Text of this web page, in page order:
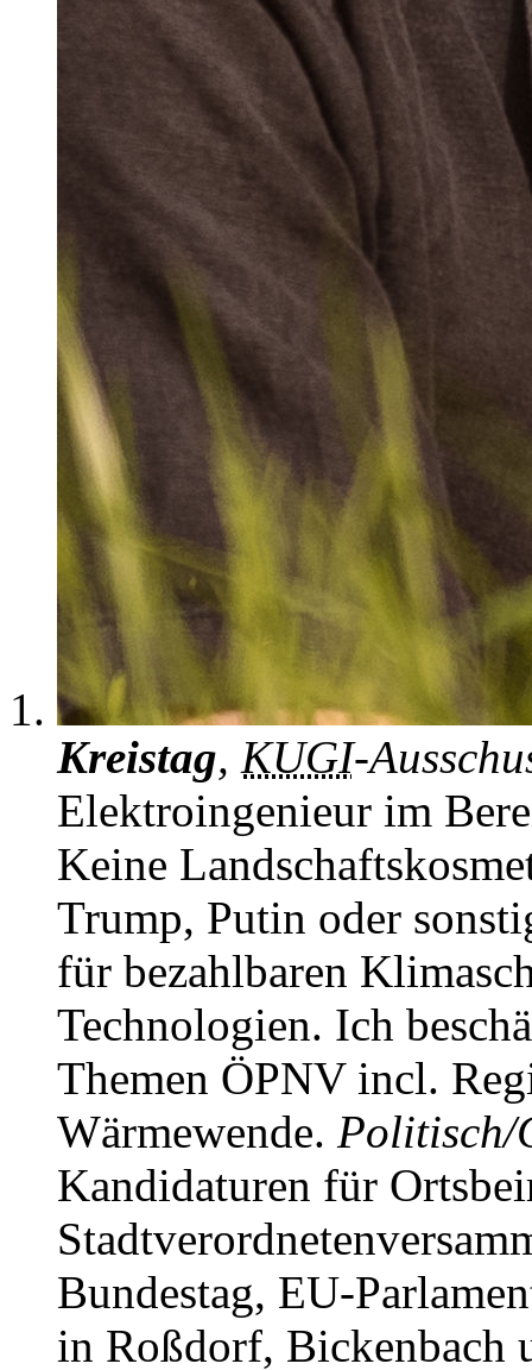
Kreistag, KUGI-
Elektroingenieur im
Keine
Trump, Putin oder
für bezahlbaren
Technologien. Ich
Themen ÖPNV incl.
Wärmewende. Politisch/
Kandidaturen für
Bundestag, EU-
in Roßdorf, Bickenbach